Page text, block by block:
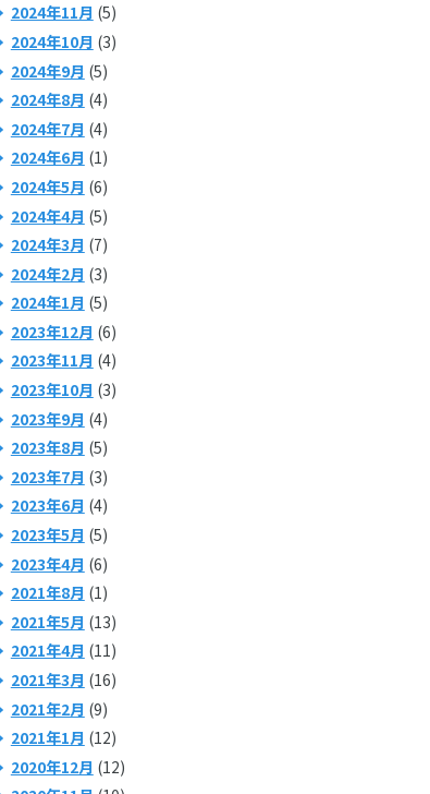
2024年11月 (5)
2024年10月 (3)
2024年9月 (5)
2024年8月 (4)
2024年7月 (4)
2024年6月 (1)
2024年5月 (6)
2024年4月 (5)
2024年3月 (7)
2024年2月 (3)
2024年1月 (5)
2023年12月 (6)
2023年11月 (4)
2023年10月 (3)
2023年9月 (4)
2023年8月 (5)
2023年7月 (3)
2023年6月 (4)
2023年5月 (5)
2023年4月 (6)
2021年8月 (1)
2021年5月 (13)
2021年4月 (11)
2021年3月 (16)
2021年2月 (9)
2021年1月 (12)
2020年12月 (12)